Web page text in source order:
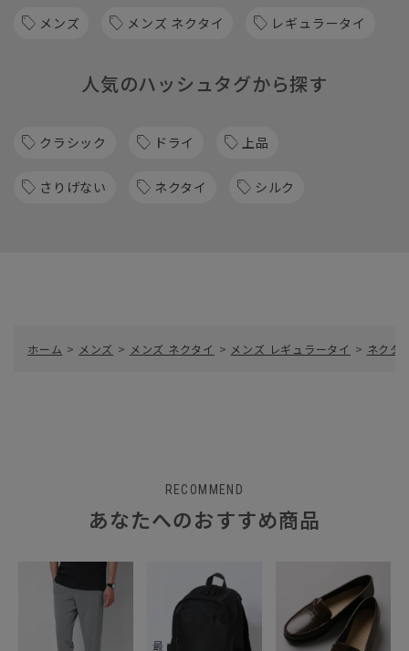
メンズ メンズ ネクタイ レギュラータイ
人気のハッシュタグから探す
クラシック ドライ 上品
さりげない ネクタイ シルク
ホーム > メンズ > メンズ ネクタイ > メンズ レギュラータイ > ネクタ
RECOMMEND
あなたへのおすすめ商品